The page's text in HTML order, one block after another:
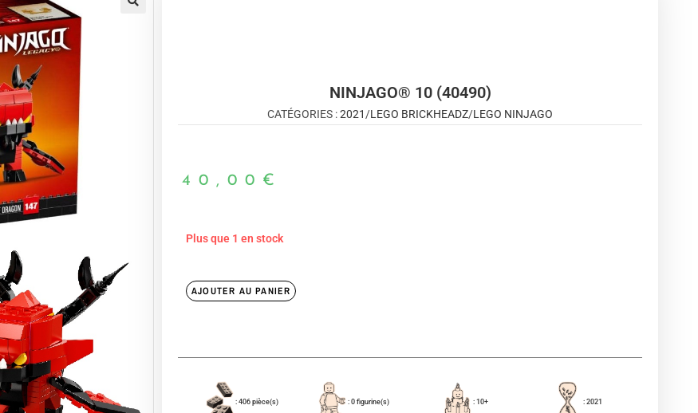
NINJAGO® 10 (40490)
CATÉGORIES :2021 /LEGO BRICKHEADZ/LEGO NINJAGO
40,00 €
Plus que 1 en stock
AJOUTER AU PANIER
: 406 pièce(s) : 0 figurine(s) : 10+ : 2021